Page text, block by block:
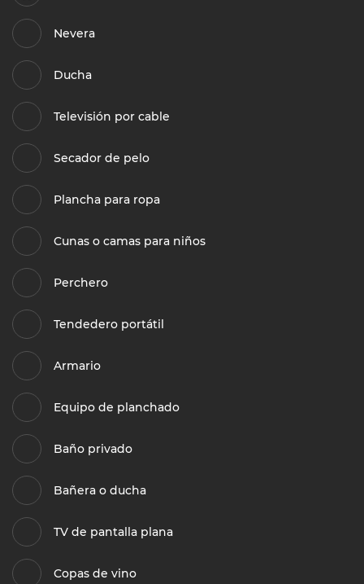
Nevera
Ducha
Televisión por cable
Secador de pelo
Plancha para ropa
Cunas o camas para niños
Perchero
Tendedero portátil
Armario
Equipo de planchado
Baño privado
Bañera o ducha
TV de pantalla plana
Copas de vino